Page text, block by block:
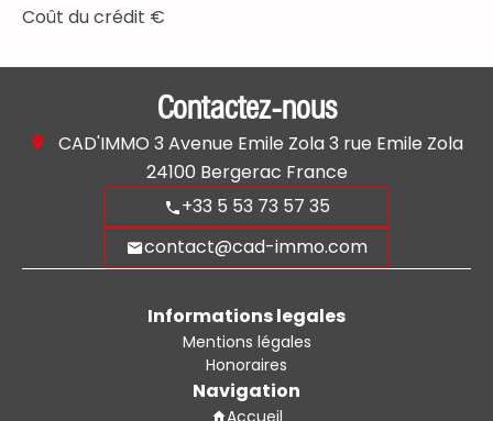
Coût du crédit €
Contactez-nous
CAD'IMMO 3 Avenue Emile Zola 3 rue Emile Zola
24100 Bergerac France
+33 5 53 73 57 35
contact@cad-immo.com
Informations legales
Mentions légales
Honoraires
Navigation
Accueil